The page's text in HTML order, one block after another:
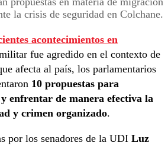
la crisis de seguridad en Colchane.
acontecimientos en
fue agredido en el contexto de
afecta al país, los parlamentarios
10 propuestas para
enfrentar de manera efectiva la
y crimen organizado.
por los senadores de la UDI Luz